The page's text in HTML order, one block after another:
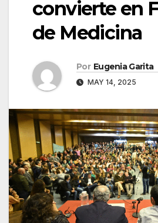
convierte en
de Medicina
Por Eugenia Garita
MAY 14, 2025